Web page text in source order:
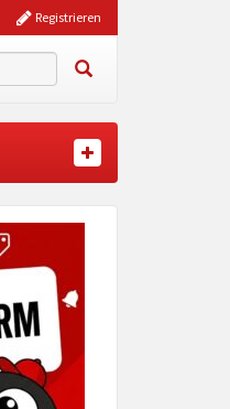
Registrieren